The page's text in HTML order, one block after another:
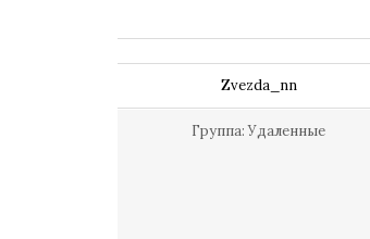
Zvezda_nn
Группа: Удаленные